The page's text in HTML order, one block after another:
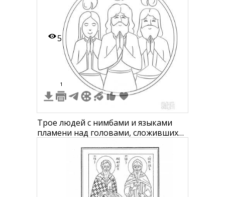
5
1
Трое людей с нимбами и языками
пламени над головами, сложивших